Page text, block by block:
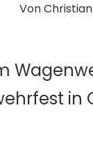
Von
in